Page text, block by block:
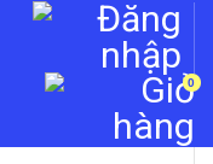
0